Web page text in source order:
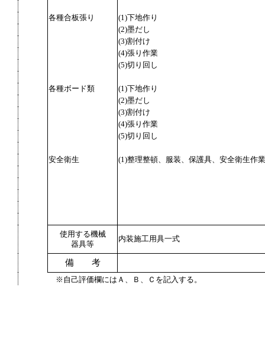
各種合板張り
(1)下地作り
(2)墨だし
(3)割付け
(4)張り作業
(5)切り回し
各種ボード類
(1)下地作り
(2)墨だし
(3)割付け
(4)張り作業
(5)切り回し
安全衛生 (1)整理整頓、服装、保護具、安全衛生作業
使用する機械
器具等
内装施工用具一式
備 考
※自己評価欄にはＡ、Ｂ、Ｃを記入する。